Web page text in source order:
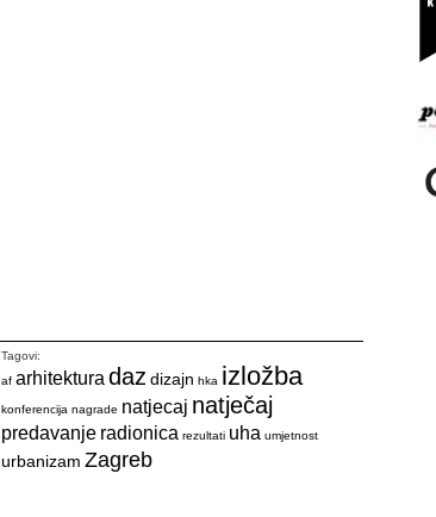
Tagovi:
af arhitektura daz dizajn hka izložba
konferencija nagrade natjecaj natječaj
predavanje radionica rezultati uha umjetnost
urbanizam Zagreb